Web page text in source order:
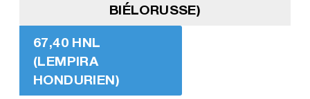
BIÉLORUSSE)
67,40 HNL
(LEMPIRA
HONDURIEN)